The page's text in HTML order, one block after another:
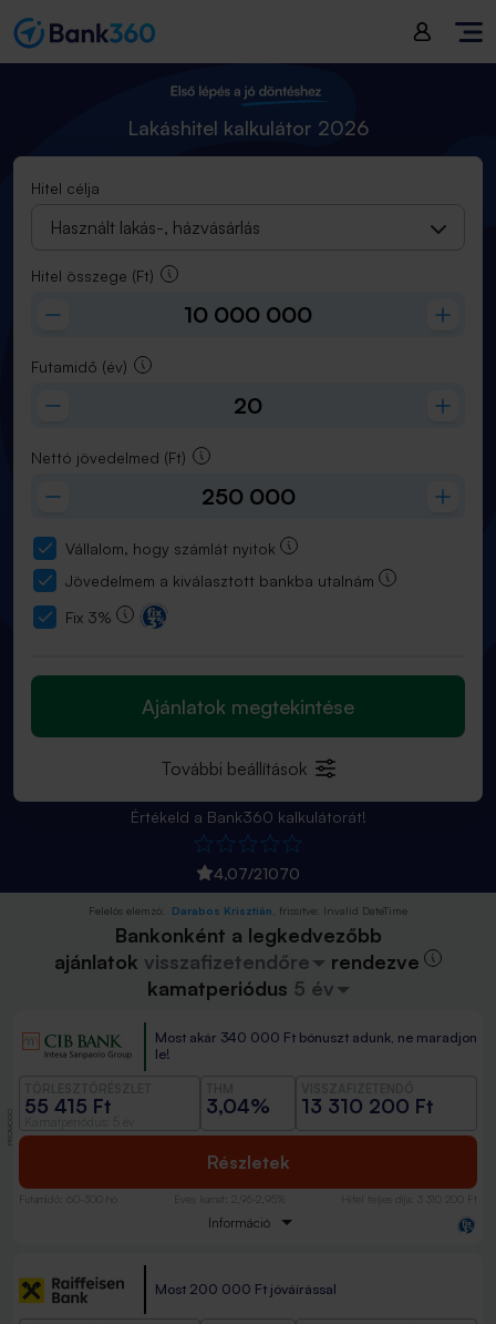
Lakáshitel kalkulátor 2026
Hitel célja
Használt lakás-, házvásárlás
Hitel összege (Ft)
Futamidő (év)
Nettó jövedelmed (Ft)
Vállalom, hogy számlát nyitok
Jövedelmem a kiválasztott bankba utalnám
Fix 3%
További beállítások
Ajánlatok megtekintése
Értékeld a Bank360 kalkulátorát!
4,07/21070
Hitel összege(Ft):10 000 000
Bankonként a legkedvezőbb
ajánlatok visszafizetendőre
rendezve
kamatperiódus 5 év
Felelős elemző: Darabos Krisztián , frissítve: Invalid DateTime
PROMÓCIÓ
Most akár 340 000 Ft bónuszt adunk, ne maradjon
le!
55 415 Ft 3,04% 13 310 200 Ft
Részletek
Futamidő : 60-300 hó Éves kamat: 2,95-2,95% Hitel teljes díja : 3 310 200 Ft
Információ
Most 200 000 Ft jóváírással